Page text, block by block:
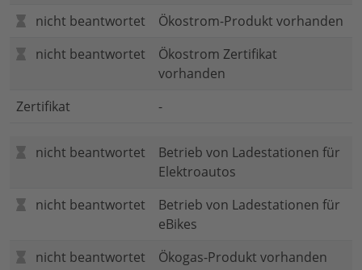
nicht beantwortet
Ökostrom-Produkt vorhanden
nicht beantwortet
Ökostrom Zertifikat
vorhanden
Zertifikat
-
nicht beantwortet
Betrieb von Ladestationen für
Elektroautos
nicht beantwortet
Betrieb von Ladestationen für
eBikes
nicht beantwortet
Ökogas-Produkt vorhanden